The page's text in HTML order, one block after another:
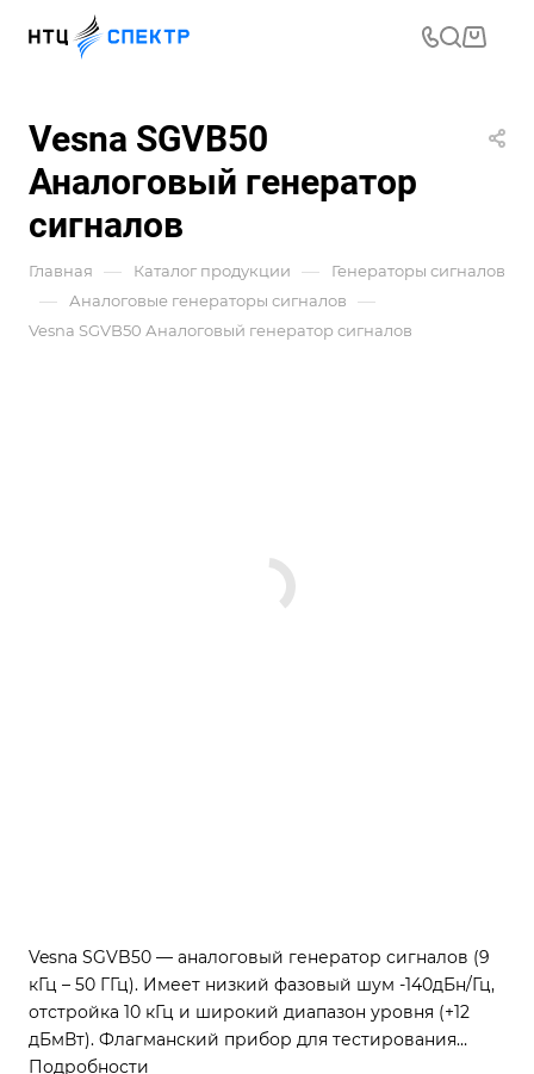
Vesna SGVB50
Аналоговый генератор
сигналов
Главная — Каталог продукции — Генераторы сигналов
— Аналоговые генераторы сигналов —
Vesna SGVB50 Аналоговый генератор сигналов
Vesna SGVB50 — аналоговый генератор сигналов (9
кГц – 50 ГГц). Имеет низкий фазовый шум -140дБн/Гц,
отстройка 10 кГц и широкий диапазон уровня (+12
дБмВт). Флагманский прибор для тестирования
точного тестирования чувствительных приемных
Подробности